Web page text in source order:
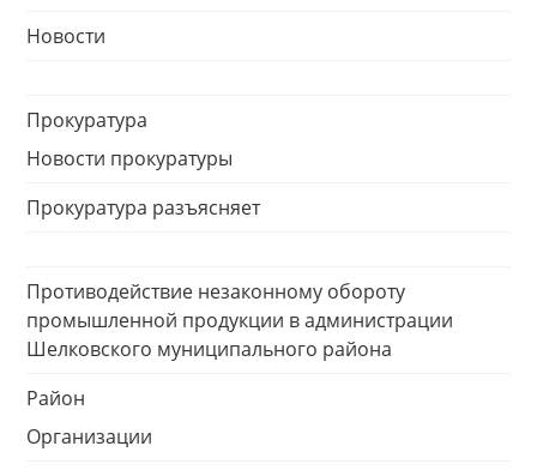
Новости
Прокуратура
Новости прокуратуры
Прокуратура разъясняет
Противодействие незаконному обороту
промышленной продукции в администрации
Шелковского муниципального района
Район
Организации